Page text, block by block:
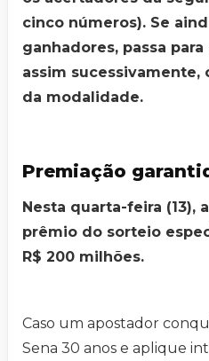
cinco números). Se
ganhadores, passa
assim sucessivamente,
da modalidade.
Premiação
Nesta quarta-feira (13),
prêmio do sorteio
R$ 200 milhões.
Caso um apostador
Sena 30 anos e aplique